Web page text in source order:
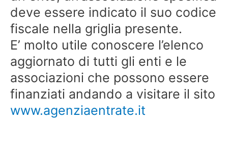
deve essere indicato il suo codice
fiscale nella griglia presente.
E’ molto utile conoscere l’elenco
aggiornato di tutti gli enti e le
associazioni che possono essere
finanziati andando a visitare il sito
www.agenziaentrate.it